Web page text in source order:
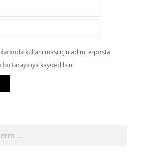
kullanılması için adım, e-posta
tarayıcıya kaydedilsin.